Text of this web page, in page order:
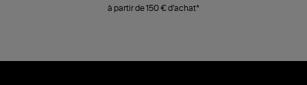
à partir de 150 € d'achat*